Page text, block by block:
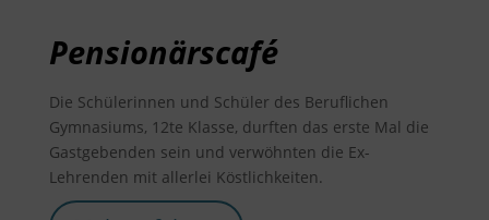
Pensionärscafé
Die Schülerinnen und Schüler des Beruflichen
Gymnasiums, 12te Klasse, durften das erste Mal die
Gastgebenden sein und verwöhnten die Ex-
Lehrenden mit allerlei Köstlichkeiten.